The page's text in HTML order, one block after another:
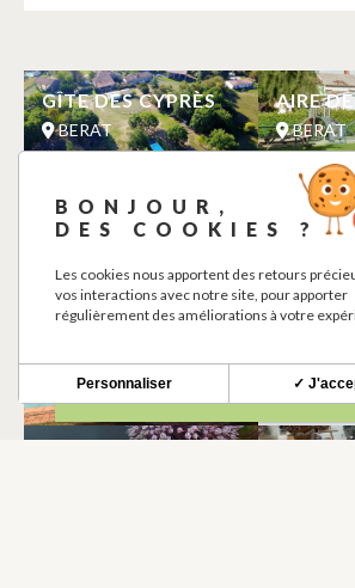
GÎTE DES CYPRÈS
BERAT
AIRE
BERAT
MAGASIN A LA
FERME LE
FOURCADE
BERAT
ECOLE
BERAT
MÉNARDIÈRE
BERAT
BERAT
BONJOUR,
DES COOKIES ?
Les cookies nous apportent des retours
vos interactions avec notre site, pour apporter
régulièrement des améliorations à votre
✓
Personnaliser